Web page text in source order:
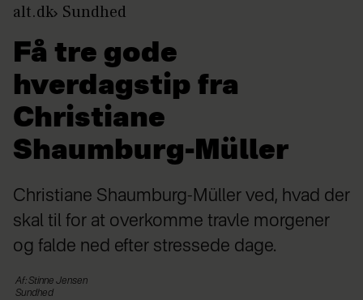
alt.dk Sundhed
Få tre gode
hverdagstip fra
Christiane
Shaumburg-Müller
Christiane Shaumburg-Müller ved, hvad der
skal til for at overkomme travle morgener
og falde ned efter stressede dage.
Af: Stinne Jensen
Sundhed